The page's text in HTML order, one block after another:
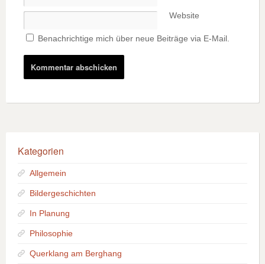
Website
Benachrichtige mich über neue Beiträge via E-Mail.
Kategorien
Allgemein
Bildergeschichten
In Planung
Philosophie
Querklang am Berghang